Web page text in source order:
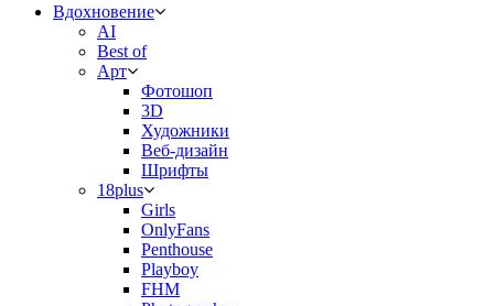
Вдохновение
AI
Best of
Арт
Фотошоп
3D
Художники
Веб-дизайн
Шрифты
18plus
Girls
OnlyFans
Penthouse
Playboy
FHM